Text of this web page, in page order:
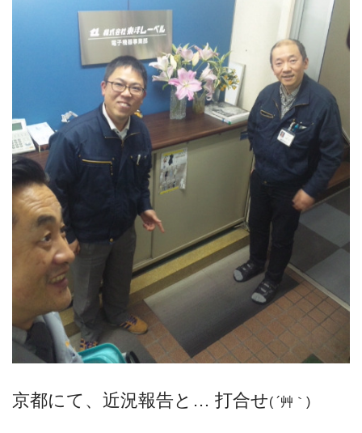
京都にて、近況報告と… 打合せ( ´艸｀)